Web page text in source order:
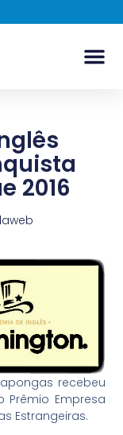
2016
recebeu
Empresa
Estrangeiras.